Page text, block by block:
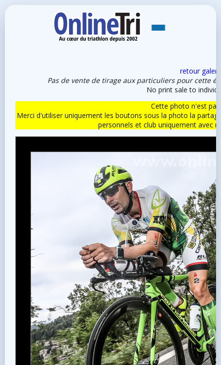
retour
Pas de vente de tirage aux particuliers pour cette
No print sale to
Cette photo n'est
Merci d'utiliser uniquement les boutons sous la photo la
personnels et club uniquement avec